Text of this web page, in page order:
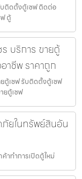
บติดตั้งตู้เซฟ ติดต่อ
ตู้
บริการ ขายตู้
าชีพ ราคาถูก
ตู้เซฟ รับติดตั้งตู้เซฟ
ยตู้เซฟ
ภัยในทรัพย์สินอัน
าทำการเปิดตู้ใหม่